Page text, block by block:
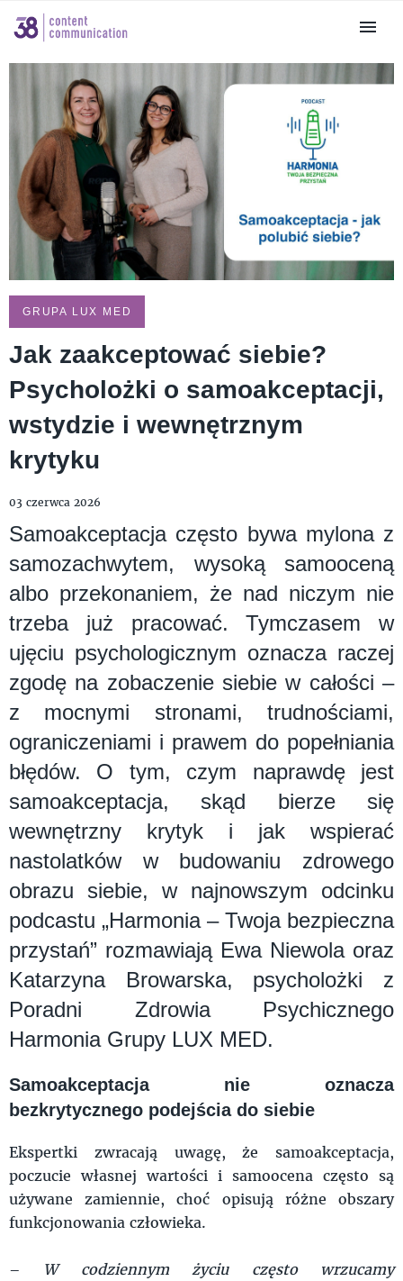
GRUPA LUX MED
Jak zaakceptować siebie?
Psycholożki o samoakceptacji,
wstydzie i wewnętrznym
krytyku
03 czerwca 2026
Samoakceptacja często bywa mylona z
samozachwytem, wysoką samooceną
albo przekonaniem, że nad niczym nie
trzeba już pracować. Tymczasem w
ujęciu psychologicznym oznacza raczej
zgodę na zobaczenie siebie w całości –
z mocnymi stronami, trudnościami,
ograniczeniami i prawem do popełniania
błędów. O tym, czym naprawdę jest
samoakceptacja, skąd bierze się
wewnętrzny krytyk i jak wspierać
nastolatków w budowaniu zdrowego
obrazu siebie, w najnowszym odcinku
podcastu „Harmonia – Twoja bezpieczna
przystań” rozmawiają Ewa Niewola oraz
Katarzyna Browarska, psycholożki z
Poradni Zdrowia Psychicznego
Harmonia Grupy LUX MED.
Samoakceptacja nie oznacza
bezkrytycznego podejścia do siebie
Ekspertki zwracają uwagę, że samoakceptacja,
poczucie własnej wartości i samoocena często są
używane zamiennie, choć opisują różne obszary
funkcjonowania człowieka.
– W codziennym życiu często wrzucamy